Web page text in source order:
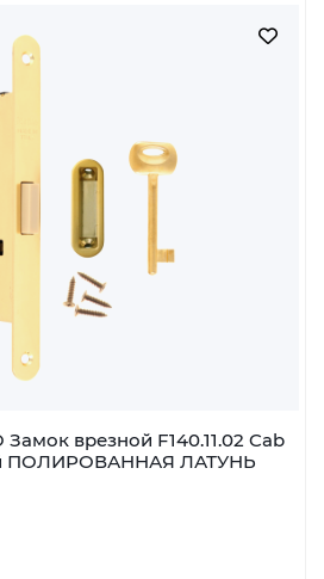
Замок врезной F140.11.02 Cab
ПОЛИРОВАННАЯ ЛАТУНЬ